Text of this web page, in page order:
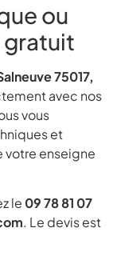
ou
gratuit
75017,
avec nos
vous
et
votre enseigne
le 09 78 81 07
. Le devis est